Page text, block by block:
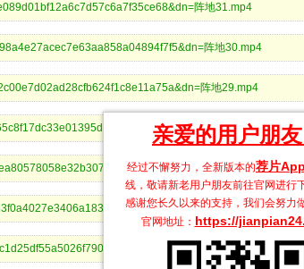
亲爱的用户朋友
经过不懈努力，全新版本的荐片App
线，敬请新老用户朋友前往官网进行
感谢您长久以来的支持，我们会努力
官网地址： https://
阵地31.mp4
阵地30.mp4
阵地29.mp4
阵地28.mp4
阵地27.mp4
阵地26.mp4
阵地25.mp4